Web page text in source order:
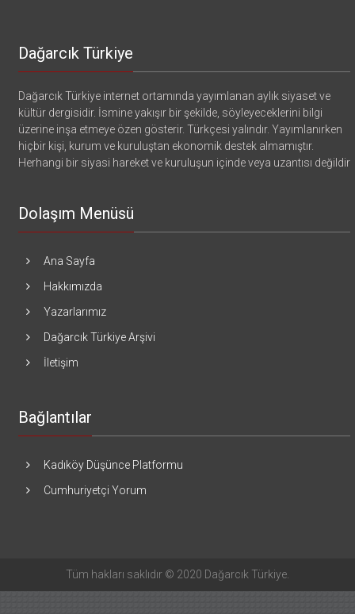
Dağarcık Türkiye
Dağarcık Türkiye internet ortamında yayımlanan aylık siyaset ve
kültür dergisidir. İsmine yakışır bir şekilde, söyleyeceklerini bilgi
üzerine inşa etmeye özen gösterir. Türkçesi yalındır. Yayımlanırken
hiçbir kişi, kurum ve kuruluştan ekonomik destek almamıştır.
Herhangi bir siyasi hareket ve kuruluşun içinde veya uzantısı değildir
Dolaşım Menüsü
Ana Sayfa
Hakkımızda
Yazarlarımız
Dağarcık Türkiye Arşivi
İletişim
Bağlantılar
Kadıköy Düşünce Platformu
Cumhuriyetçi Yorum
Tüm hakları saklıdır © 2020 Dağarcık Türkiye.